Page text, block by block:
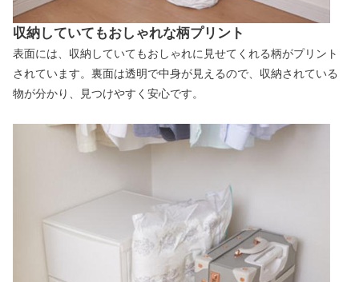
収納していてもおしゃれな柄プリント
表面には、収納していてもおしゃれに見せてくれる柄がプリント
されています。裏面は透明で中身が見えるので、収納されている
物が分かり、見つけやすく安心です。